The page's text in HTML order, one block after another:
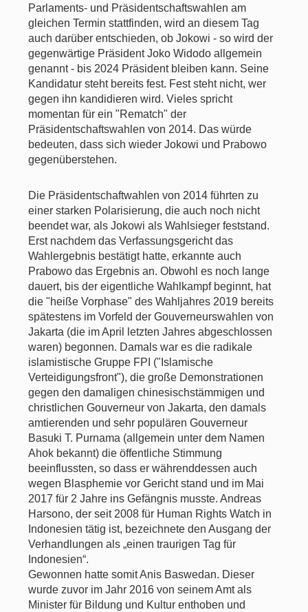
Parlaments- und Präsidentschaftswahlen am
gleichen Termin stattfinden, wird an diesem Tag
auch darüber entschieden, ob Jokowi - so wird der
gegenwärtige Präsident Joko Widodo allgemein
genannt - bis 2024 Präsident bleiben kann. Seine
Kandidatur steht bereits fest. Fest steht nicht, wer
gegen ihn kandidieren wird. Vieles spricht
momentan für ein "Rematch" der
Präsidentschaftswahlen von 2014. Das würde
bedeuten, dass sich wieder Jokowi und Prabowo
gegenüberstehen.
Die Präsidentschaftwahlen von 2014 führten zu
einer starken Polarisierung, die auch noch nicht
beendet war, als Jokowi als Wahlsieger feststand.
Erst nachdem das Verfassungsgericht das
Wahlergebnis bestätigt hatte, erkannte auch
Prabowo das Ergebnis an. Obwohl es noch lange
dauert, bis der eigentliche Wahlkampf beginnt, hat
die "heiße Vorphase" des Wahljahres 2019 bereits
spätestens im Vorfeld der Gouverneurswahlen von
Jakarta (die im April letzten Jahres abgeschlossen
waren) begonnen. Damals war es die radikale
islamistische Gruppe FPI ("Islamische
Verteidigungsfront"), die große Demonstrationen
gegen den damaligen chinesischstämmigen und
christlichen Gouverneur von Jakarta, den damals
amtierenden und sehr populären Gouverneur
Basuki T. Purnama (allgemein unter dem Namen
Ahok bekannt) die öffentliche Stimmung
beeinflussten, so dass er währenddessen auch
wegen Blasphemie vor Gericht stand und im Mai
2017 für 2 Jahre ins Gefängnis musste. Andreas
Harsono, der seit 2008 für Human Rights Watch in
Indonesien tätig ist, bezeichnete den Ausgang der
Verhandlungen als „einen traurigen Tag für
Indonesien“.
Gewonnen hatte somit Anis Baswedan. Dieser
wurde zuvor im Jahr 2016 von seinem Amt als
Minister für Bildung und Kultur enthoben und